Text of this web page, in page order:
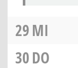
29MI
30DO